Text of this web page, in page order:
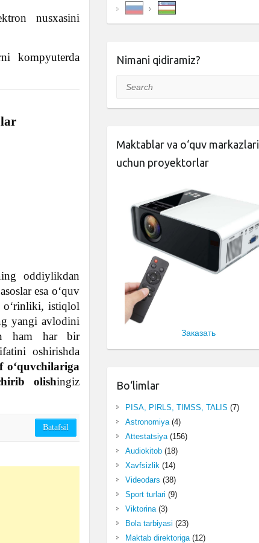
nusxasini
kompyuterda
oddiylikdan
esa o‘quv
o‘rinliki, istiqlol
yangi avlodini
ham har bir
oshirishda
o‘quvchilariga
olishingiz
Batafsil
Nimani qidiramiz?
Search
Maktablar va o‘quv markazlari
uchun proyektorlar
Заказать
Bo‘limlar
PISA, PIRLS, TIMSS, TALIS (7)
Astronomiya(4)
Attestatsiya(156)
Audiokitob(18)
Xavfsizlik(14)
Videodars (38)
Sport turlari (9)
Viktorina(3)
Bola tarbiyasi (23)
Maktab direktoriga(12)